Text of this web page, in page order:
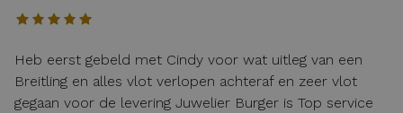
Heb eerst gebeld met Cindy voor wat uitleg van een
Breitling en alles vlot verlopen achteraf en zeer vlot
gegaan voor de levering Juwelier Burger is Top service